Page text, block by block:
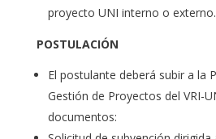
proyecto UNI interno o externo.
POSTULACIÓN
El postulante deberá subir a la
Gestión de Proyectos del VRI-
documentos: